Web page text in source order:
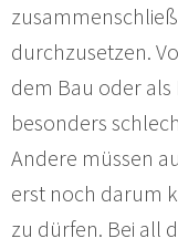
durchzusetzen.
dem Bau oder als
besonders
Andere müssen
erst noch darum
zu dürfen. Bei all